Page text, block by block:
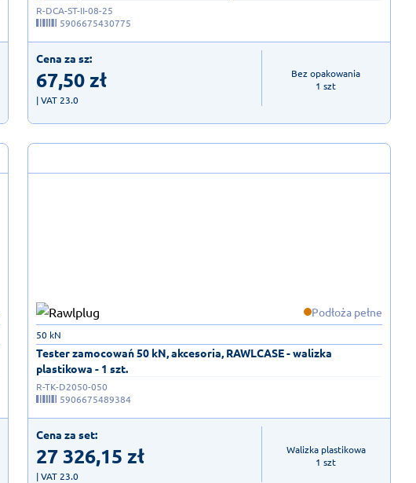
R-DCA-ST-II-08-25
5906675430775
Cena za sz:
67,50zł
| VAT 23.0
Bez opakowania
1 szt
Podłoża pełne
Tester zamocowań 50 kN, akcesoria, RAWLCASE - walizka
plastikowa - 1 szt.
50 kN
R-TK-D2050-050
5906675489384
Cena za set:
27 326,15 zł
| VAT 23.0
Walizka plastikowa
1 szt